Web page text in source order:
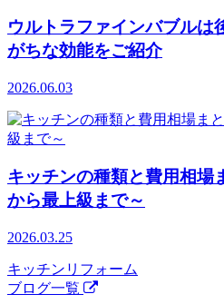
ウルトラファインバブルは
がちな効能をご紹介
2026.06.03
キッチンの種類と費用相場
から最上級まで～
2026.03.25
キッチンリフォーム
ブログ一覧